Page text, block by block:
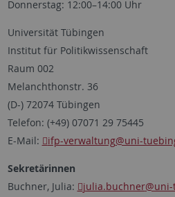
Donnerstag: 12:00–14:00 Uhr
Universität Tübingen
Institut für Politikwissenschaft
Raum 002
Melanchthonstr. 36
(D-) 72074 Tübingen
Telefon: (+49) 07071 29 75445
E-Mail:
ifp-verwaltung@uni-
Sekretärinnen
Buchner, Julia:
julia.buchner